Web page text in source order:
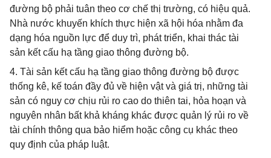
đường bộ phải tuân theo cơ chế thị trường, có hiệu quả.
Nhà nước khuyến khích thực hiện xã hội hóa nhằm đa
dạng hóa nguồn lực để duy trì, phát triển, khai thác tài
sản kết cấu hạ tầng giao thông đường bộ.
4. Tài sản kết cấu hạ tầng giao thông đường bộ được
thống kê, kế toán đầy đủ về hiện vật và giá trị, những tài
sản có nguy cơ chịu rủi ro cao do thiên tai, hỏa hoạn và
nguyên nhân bất khả kháng khác được quản lý rủi ro về
tài chính thông qua bảo hiểm hoặc công cụ khác theo
quy định của pháp luật.